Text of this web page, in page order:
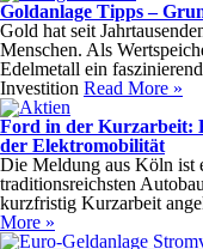
Goldanlage Tipps –
Gold hat seit
Menschen. Als
Edelmetall ein
Investition Read More »
Ford in der Kurzarbeit:
der Elektromobilität
Die Meldung aus Köln ist
traditionsreichsten
kurzfristig Kurzarbeit
More »